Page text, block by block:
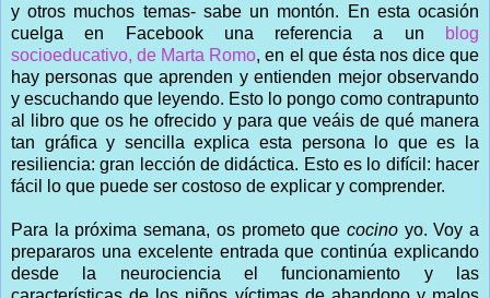
y otros muchos temas- sabe un montón. En esta ocasión
cuelga en Facebook una referencia a un
blog
socioeducativo, de Marta Romo, en el que ésta nos dice que
hay personas que aprenden y entienden mejor observando
y escuchando que leyendo. Esto lo pongo como contrapunto
al libro que os he ofrecido y para que veáis de qué manera
tan gráfica y sencilla explica esta persona lo que es la
resiliencia: gran lección de didáctica. Esto es lo difícil: hacer
fácil lo que puede ser costoso de explicar y comprender.
Para la próxima semana, os prometo que cocinoyo. Voy a
prepararos una excelente entrada que continúa explicando
desde la neurociencia el funcionamiento y las